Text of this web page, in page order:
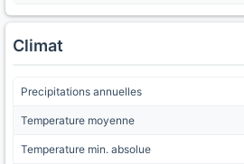
Climat
Precipitations annuelles
Temperature moyenne
Temperature min. absolue